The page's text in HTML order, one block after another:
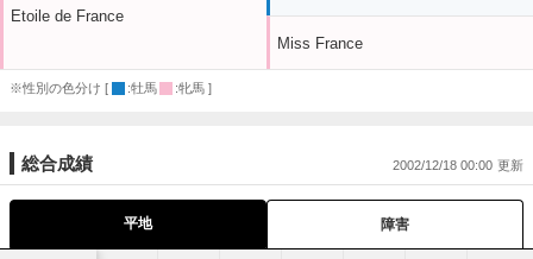
Etoile de France
Miss France
※性別の色分け [ :牡馬 :牝馬 ]
総合成績 2002/12/18 00:00
平地 障害